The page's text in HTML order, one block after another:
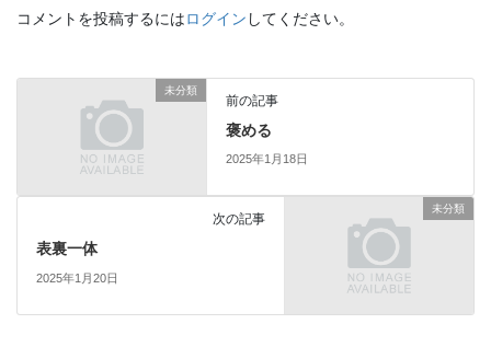
コメントを投稿するにはログイン してください。
未分類
前の記事
褒める
2025年1月18日
未分類
次の記事
表裏一体
2025年1月20日